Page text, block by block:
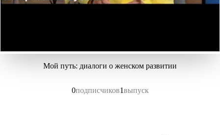
Мой путь: диалоги о женском развитии
0подписчиков1выпуск